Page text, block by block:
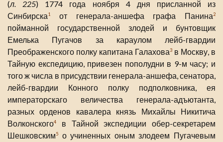
(л. 225) 1774 года ноября 4 дня присланной из
Синбирска1от генерала-аншефа графа Панина2
пойманной государственной злодей и бунтовщик
Емелька Пугачов за караулом лейб-гвардии
Преображенского полку капитана Галахова3 в Москву, в
Тайную експедицию, привезен пополудни в 9-м часу; и
того ж числа в присудствии генерала-аншефа, сенатора,
лейб-гвардии Конного полку подполковника, ея
императорскаго величества генерала-адъютанта,
разных орденов кавалера князь Михайлы Никитича
Волконского4
в Тайной экспедиции обер-секретарем
Шешковским5
о учиненных оным злодеем Пугачевым